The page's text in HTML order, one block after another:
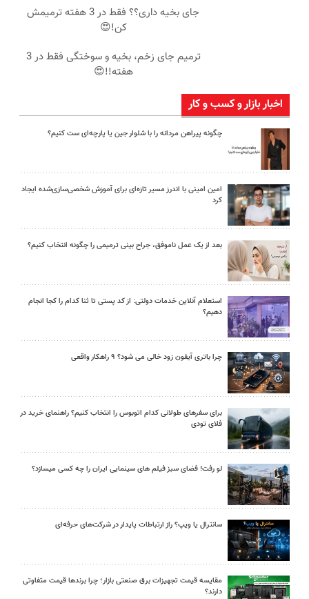
جای بخیه داری؟؟ فقط در 3 هفته ترمیمش
کن!😍
ترمیم جای زخم، بخیه و سوختگی فقط در 3
هفته!!😍
اخبار بازار و کسب و کار
چگونه پیراهن مردانه را با شلوار جین یا پارچه‌ای ست کنیم؟
امین امینی با اندرز مسیر تازه‌ای برای آموزش شخصی‌سازی‌شده ایجاد
کرد
بعد از یک عمل ناموفق، جراح بینی ترمیمی را چگونه انتخاب کنیم؟
استعلام آنلاین خدمات دولتی: از کد پستی تا ثنا کدام را کجا انجام
دهیم؟
چرا باتری آیفون زود خالی می شود؟ ۹ راهکار واقعی
برای سفرهای طولانی کدام اتوبوس را انتخاب کنیم؟ راهنمای خرید در
فلای تودی
لو رفت! فضای سبز فیلم های سینمایی ایران را چه کسی میسازد؟
سانترال یا ویپ؟ راز ارتباطات پایدار در شرکت‌های حرفه‌ای
مقایسه قیمت تجهیزات برق صنعتی بازار؛ چرا برندها قیمت متفاوتی
دارند؟